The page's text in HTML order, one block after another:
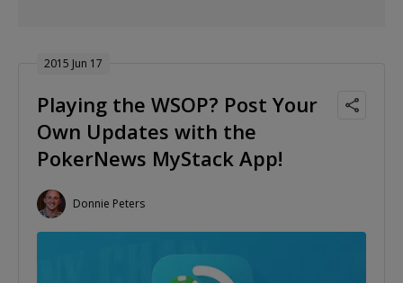
2015 Jun 17
Playing the WSOP? Post Your
Own Updates with the
PokerNews MyStack App!
Donnie Peters